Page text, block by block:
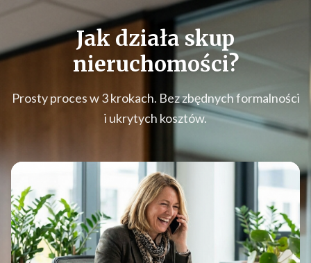
Jak działaskup
nieruchomości?
Prosty proces w 3 krokach. Bez zbędnych formalności
i ukrytych kosztów.